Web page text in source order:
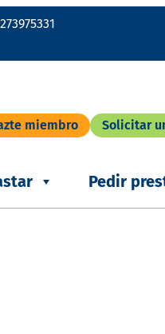
miembro Solicitar
Pedir